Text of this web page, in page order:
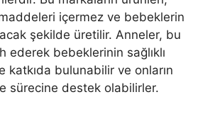
içermez ve bebeklerin
şekilde üretilir. Anneler, bu
ederek bebeklerinin sağlıklı
katkıda bulunabilir ve onların
sürecine destek olabilirler.